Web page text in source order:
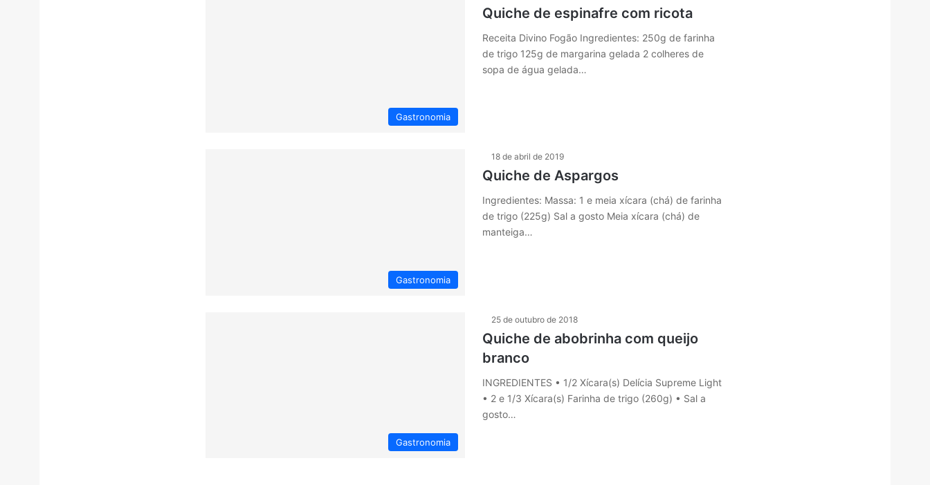
Gastronomia
Quiche de espinafre com ricota
Receita Divino Fogão Ingredientes: 250g de farinha
de trigo 125g de margarina gelada 2 colheres de
sopa de água gelada…
Gastronomia
18 de abril de 2019
Quiche de Aspargos
Ingredientes: Massa: 1 e meia xícara (chá) de farinha
de trigo (225g) Sal a gosto Meia xícara (chá) de
manteiga…
Gastronomia
25 de outubro de 2018
Quiche de abobrinha com queijo
branco
INGREDIENTES • 1/2 Xícara(s) Delícia Supreme Light
• 2 e 1/3 Xícara(s) Farinha de trigo (260g) • Sal a
gosto…